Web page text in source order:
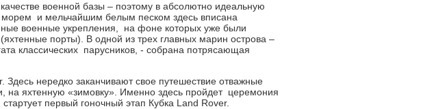
военной базы – поэтому в абсолютно идеальную
морем и мельчайшим белым песком здесь вписана
военные укрепления, на фоне которых уже были
порты). В одной из трех главных марин острова –
классических парусников, - собрана потрясающая
нередко заканчивают свое путешествие отважные
на яхтенную «зимовку». Именно здесь пройдет церемония
первый гоночный этап Кубка Land Rover.